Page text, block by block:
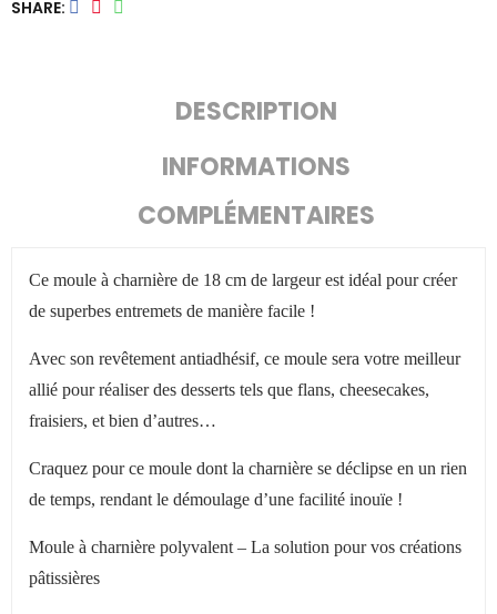
SHARE
DESCRIPTION
INFORMATIONS
COMPLÉMENTAIRES
Ce moule à charnière de 18 cm de largeur est idéal pour créer
de superbes entremets de manière facile !
Avec son revêtement antiadhésif, ce moule sera votre meilleur
allié pour réaliser des desserts tels que flans, cheesecakes,
fraisiers, et bien d’autres…
Craquez pour ce moule dont la charnière se déclipse en un rien
de temps, rendant le démoulage d’une facilité inouïe !
Moule à charnière polyvalent – La solution pour vos créations
pâtissières